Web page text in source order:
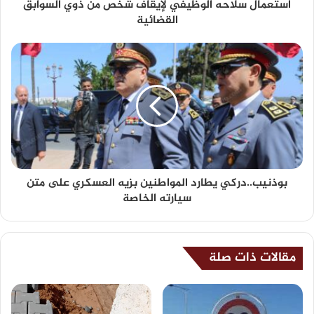
استعمال سلاحه الوظيفي لإيقاف شخص من ذوي السوابق
القضائية
بوذنيب..دركي يطارد المواطنين بزيه العسكري على متن
سيارته الخاصة
مقالات ذات صلة